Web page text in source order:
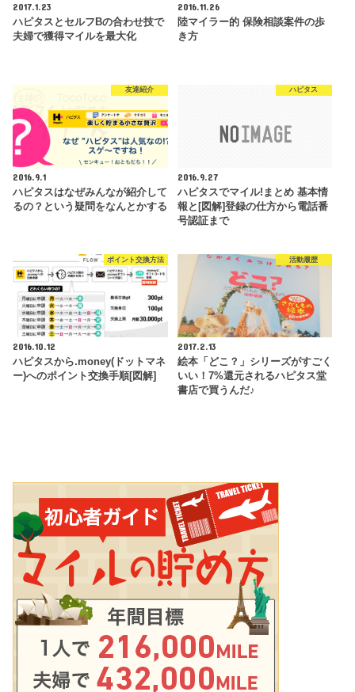
2017.1.23
ハピタスとセルフBの合わせ技で
夫婦で獲得マイルを最大化
2016.11.26
陸マイラー的 保険相談案件の歩
き方
友達紹介
2016.9.1
ハピタスはなぜみんなが紹介して
るの？という疑問をなんとかする
ハピタス
2016.9.27
ハピタスでマイル!まとめ 基本情
報と[図解]登録の仕方から電話番
号認証まで
ポイント交換方法
2016.10.12
ハピタスから.money(ドットマネ
ー)へのポイント交換手順[図解]
活動履歴
2017.2.13
絵本「どこ？」シリーズがすごく
いい！7%還元されるハピタス堂
書店で買うんだ♪